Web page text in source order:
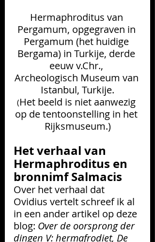
Hermaphroditus van
Pergamum, opgegraven in
Pergamum (het huidige
Bergama) in Turkije, derde
eeuw v.Chr.,
Archeologisch Museum van
Istanbul, Turkije.
(Het beeld is niet aanwezig
op de tentoonstelling in het
Rijksmuseum.)
Het verhaal van
Hermaphroditus en
bronnimf Salmacis
Over het verhaal dat
Ovidius vertelt schreef ik al
in een ander artikel op deze
blog: Over de oorsprong der
dingen V: hermafrodiet, De